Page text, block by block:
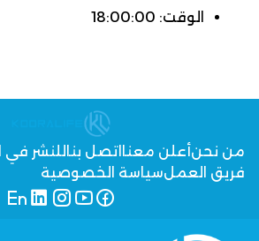
الوقت: 18:00:00
من نحنأعلن معنا اتصل بنا للنشر في
فريق العملسياسة الخصوصية